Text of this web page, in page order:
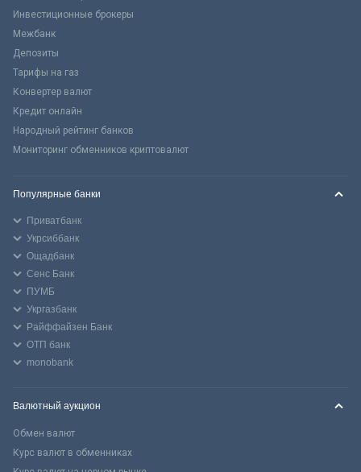
Инвестиционные брокеры
Межбанк
Депозиты
Тарифы на газ
Конвертер валют
Кредит онлайн
Народный рейтинг банков
Мониторинг обменников криптовалют
Популярные банки
Приватбанк
Укрсиббанк
Ощадбанк
Сенс Банк
ПУМБ
Укргазбанк
Райффайзен Банк
ОТП банк
monobank
Валютный аукцион
Обмен валют
Курс валют в обменниках